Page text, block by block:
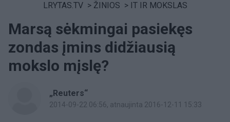
LRYTAS.TV > ŽINIOS > IT IR MOKSLAS
Marsą sėkmingai pasiekęs
zondas įmins didžiausią
mokslo mįslę?
„Reuters“
2014-09-22 06:56, atnaujinta 2016-12-11 15:33